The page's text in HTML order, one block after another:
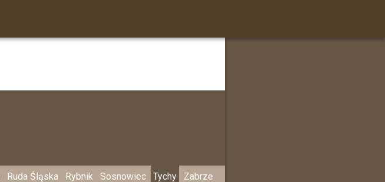
Ruda Śląska Rybnik Sosnowiec Tychy Zabrze